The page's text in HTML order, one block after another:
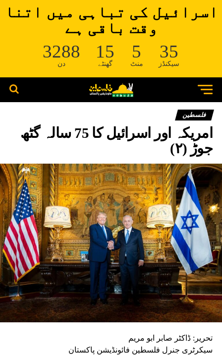
اسرائیل کی تباہی میں اتنا
وقت باقی ہے
3288
دن
15
گھنٹے
5
منٹ
34
سیکنڈز
فلسطین
امریکہ اور اسرائیل کا 75 سالہ گٹھ
جوڑ (۲)
تحریر: ڈاکٹر صابر ابو مریم
سیکرٹری جنرل فلسطین فائونڈیشن پاکستان